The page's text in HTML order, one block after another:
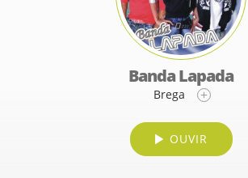
Banda Lapada
Brega
OUVIR